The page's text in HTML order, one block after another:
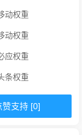
赞支持 [0]